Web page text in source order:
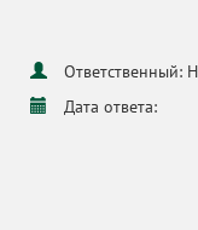
Ответственный:
Дата ответа: